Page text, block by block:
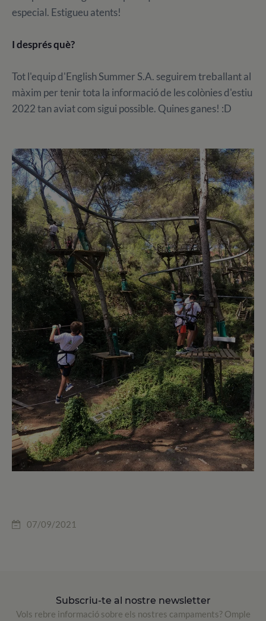
especial. Estigueu atents!
I després què?
Tot l'equip d'English Summer S.A. seguirem treballant al
màxim per tenir tota la informació de les colònies d'estiu
2022 tan aviat com sigui possible. Quines ganes! :D
07/09/2021
Subscriu-te al nostre newsletter
Vols rebre informació sobre els nostres campaments? Omple